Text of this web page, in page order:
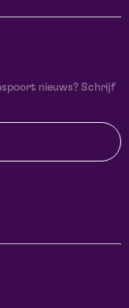
nieuws? Schrijf